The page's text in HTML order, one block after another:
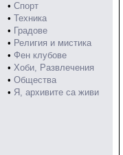
• Спорт
• Техника
• Градове
• Религия и мистика
• Фен клубове
• Хоби, Развлечения
• Общества
• Я, архивите са живи